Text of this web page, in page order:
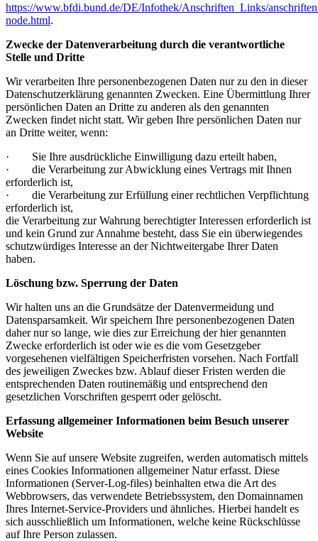
https://www.bfdi.bund.de/DE/Infothek/Anschriften_Links/
node.html.
Zwecke der Datenverarbeitung durch die verantwortliche
Stelle und Dritte
Wir verarbeiten Ihre personenbezogenen Daten nur zu den in dieser
Datenschutzerklärung genannten Zwecken. Eine Übermittlung Ihrer
persönlichen Daten an Dritte zu anderen als den genannten
Zwecken findet nicht statt. Wir geben Ihre persönlichen Daten nur
an Dritte weiter, wenn:
· Sie Ihre ausdrückliche Einwilligung dazu erteilt haben,
· die Verarbeitung zur Abwicklung eines Vertrags mit Ihnen
erforderlich ist,
· die Verarbeitung zur Erfüllung einer rechtlichen Verpflichtung
erforderlich ist,
die Verarbeitung zur Wahrung berechtigter Interessen erforderlich ist
und kein Grund zur Annahme besteht, dass Sie ein überwiegendes
schutzwürdiges Interesse an der Nichtweitergabe Ihrer Daten
haben.
Löschung bzw. Sperrung der Daten
Wir halten uns an die Grundsätze der Datenvermeidung und
Datensparsamkeit. Wir speichern Ihre personenbezogenen Daten
daher nur so lange, wie dies zur Erreichung der hier genannten
Zwecke erforderlich ist oder wie es die vom Gesetzgeber
vorgesehenen vielfältigen Speicherfristen vorsehen. Nach Fortfall
des jeweiligen Zweckes bzw. Ablauf dieser Fristen werden die
entsprechenden Daten routinemäßig und entsprechend den
gesetzlichen Vorschriften gesperrt oder gelöscht.
Erfassung allgemeiner Informationen beim Besuch unserer
Website
Wenn Sie auf unsere Website zugreifen, werden automatisch mittels
eines Cookies Informationen allgemeiner Natur erfasst. Diese
Informationen (Server-Log-files) beinhalten etwa die Art des
Webbrowsers, das verwendete Betriebssystem, den Domainnamen
Ihres Internet-Service-Providers und ähnliches. Hierbei handelt es
sich ausschließlich um Informationen, welche keine Rückschlüsse
auf Ihre Person zulassen.